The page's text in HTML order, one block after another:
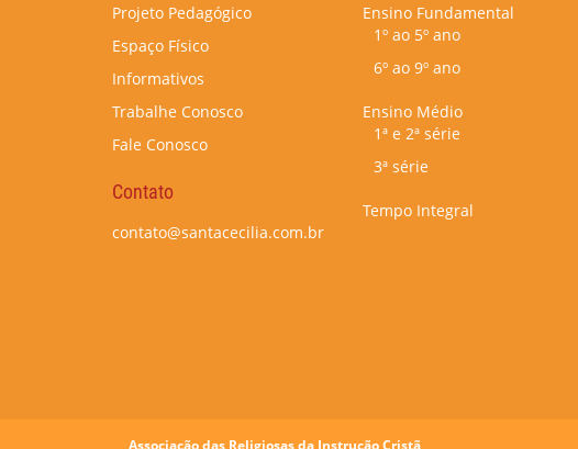
Projeto Pedagógico
Espaço Físico
Informativos
Trabalhe Conosco
Fale Conosco
Contato
contato@santacecilia.com.br
Ensino Fundamental
1º ao 5º ano
6º ao 9º ano
Ensino Médio
1ª e 2ª série
3ª série
Tempo Integral
Associação das Religiosas da Instrução Cristã